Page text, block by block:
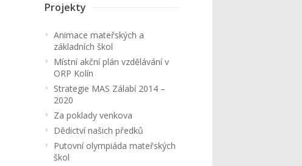
Projekty
Animace mateřských a
základních škol
Místní akční plán vzdělávání v
ORP Kolín
Strategie MAS Zálabí 2014 –
2020
Za poklady venkova
Dědictví našich předků
Putovní olympiáda mateřských
škol